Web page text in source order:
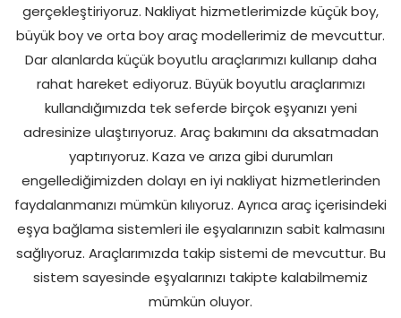
gerçekleştiriyoruz. Nakliyat hizmetlerimizde küçük boy,
büyük boy ve orta boy araç modellerimiz de mevcuttur.
Dar alanlarda küçük boyutlu araçlarımızı kullanıp daha
rahat hareket ediyoruz. Büyük boyutlu araçlarımızı
kullandığımızda tek seferde birçok eşyanızı yeni
adresinize ulaştırıyoruz. Araç bakımını da aksatmadan
yaptırıyoruz. Kaza ve arıza gibi durumları
engellediğimizden dolayı en iyi nakliyat hizmetlerinden
faydalanmanızı mümkün kılıyoruz. Ayrıca araç içerisindeki
eşya bağlama sistemleri ile eşyalarınızın sabit kalmasını
sağlıyoruz. Araçlarımızda takip sistemi de mevcuttur. Bu
sistem sayesinde eşyalarınızı takipte kalabilmemiz
mümkün oluyor.